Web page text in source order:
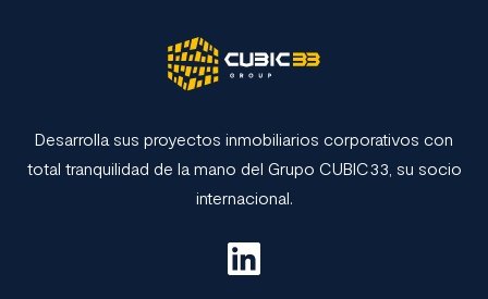
Desarrolla sus proyectos inmobiliarios corporativos con
total tranquilidad de la mano del Grupo CUBIC33, su socio
internacional.